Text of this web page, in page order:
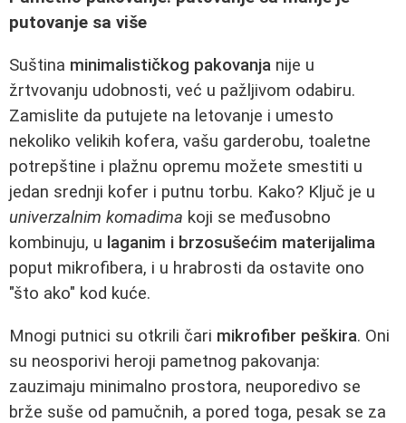
putovanje sa više
Suština minimalističkog pakovanja nije u
žrtvovanju udobnosti, već u pažljivom odabiru.
Zamislite da putujete na letovanje i umesto
nekoliko velikih kofera, vašu garderobu, toaletne
potrepštine i plažnu opremu možete smestiti u
jedan srednji kofer i putnu torbu. Kako? Ključ je u
univerzalnim komadima koji se međusobno
kombinuju, u laganim i brzosušećim materijalima
poput mikrofibera, i u hrabrosti da ostavite ono
"što ako" kod kuće.
Mnogi putnici su otkrili čari mikrofiber peškira. Oni
su neosporivi heroji pametnog pakovanja:
zauzimaju minimalno prostora, neuporedivo se
brže suše od pamučnih, a pored toga, pesak se za